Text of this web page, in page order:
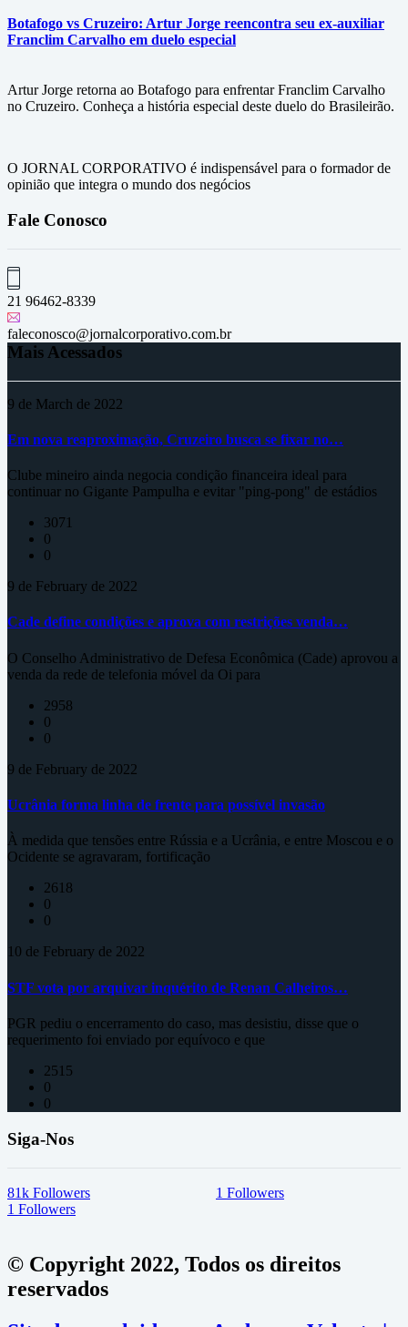
Botafogo vs Cruzeiro: Artur Jorge reencontra seu ex-auxiliar
Franclim Carvalho em duelo especial
Artur Jorge retorna ao Botafogo para enfrentar Franclim Carvalho
no Cruzeiro. Conheça a história especial deste duelo do Brasileirão.
O JORNAL CORPORATIVO é indispensável para o formador de
opinião que integra o mundo dos negócios
Fale Conosco
21 96462-8339
faleconosco@jornalcorporativo.com.br
Mais Acessados
9 de March de 2022
Em nova reaproximação, Cruzeiro busca se fixar no…
Clube mineiro ainda negocia condição financeira ideal para
continuar no Gigante Pampulha e evitar "ping-pong" de estádios
3071
0
0
9 de February de 2022
Cade define condições e aprova com restrições venda…
O Conselho Administrativo de Defesa Econômica (Cade) aprovou a
venda da rede de telefonia móvel da Oi para
2958
0
0
9 de February de 2022
Ucrânia forma linha de frente para possível invasão
À medida que tensões entre Rússia e a Ucrânia, e entre Moscou e o
Ocidente se agravaram, fortificação
2618
0
0
10 de February de 2022
STF vota por arquivar inquérito de Renan Calheiros…
PGR pediu o encerramento do caso, mas desistiu, disse que o
requerimento foi enviado por equívoco e que
2515
0
0
Siga-Nos
81k Followers 1 Followers
1 Followers
© Copyright 2022, Todos os direitos
reservados